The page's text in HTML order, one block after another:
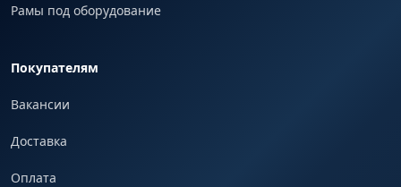
Рамы под оборудование
Покупателям
Вакансии
Доставка
Оплата